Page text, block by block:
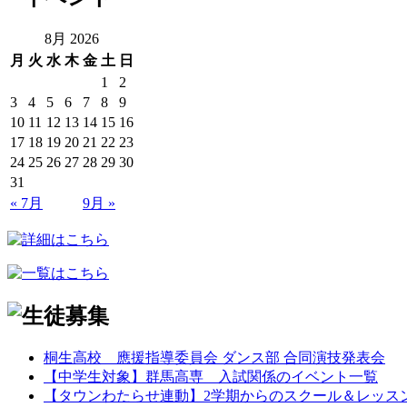
8月 2026
月 火 水 木 金 土 日
1
2
3
4 5 6 7 8
9
10 11 12 13 14 15 16
17 18 19 20 21 22 23
24 25 26 27 28 29 30
31
« 7月
9月 »
桐生高校 應援指導委員会 ダンス部 合同演技発表会
【中学生対象】群馬高専 入試関係のイベント一覧
【タウンわたらせ連動】2学期からのスクール＆レッ